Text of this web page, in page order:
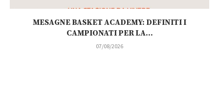
MESAGNE BASKET ACADEMY: DEFINITI I
CAMPIONATI PER LA...
07/08/2026